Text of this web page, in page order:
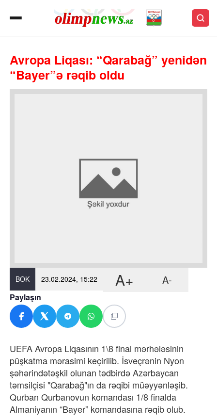
Avropa Liqası: “Qarabağ” yenidən
“Bayer”ə rəqib oldu
BOK 23.02.2024, 15:22 A+ A-
Paylaşın
UEFA Avropa Liqasının 1\8 final mərhələsinin
püşkatma mərasimi keçirilib. İsveçrənin Nyon
şəhərindətəşkil olunan tədbirdə Azərbaycan
təmsilçisi "Qarabağ"ın da rəqibi müəyyənləşib.
Qurban Qurbanovun komandası 1/8 finalda
Almaniyanın “Bayer” komandasına rəqib olub.